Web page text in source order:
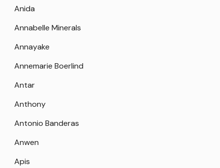
Anida
Annabelle Minerals
Annayake
Annemarie Boerlind
Antar
Anthony
Antonio Banderas
Anwen
Apis